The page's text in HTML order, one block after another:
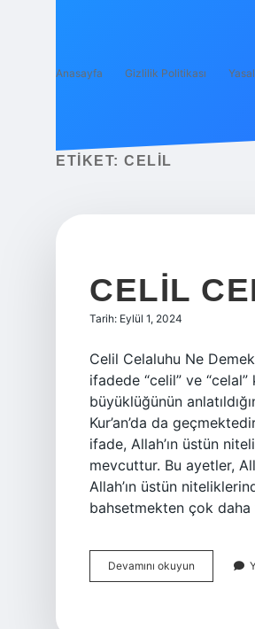
Anasayfa Gizlilik Politikası
ETIKET: CELIL
CELIL
Tarih: Eylül 1, 2024
Celil Celaluhu Ne
ifadede “celil” ve
büyüklüğünün
Kur’an’da da
ifade, Allah’ın üstün
mevcuttur. Bu ayetler,
Allah’ın üstün
bahsetmekten çok daha
Devamını okuyun
celaluhu